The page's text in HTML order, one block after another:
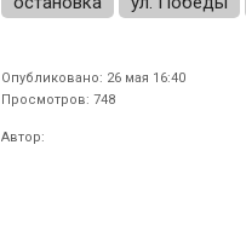
Опубликовано: 26 мая 16:40
Просмотров: 748
Автор: